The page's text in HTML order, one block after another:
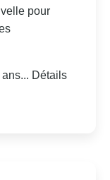
pour
Détails